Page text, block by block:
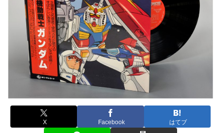
X Facebook はてブ